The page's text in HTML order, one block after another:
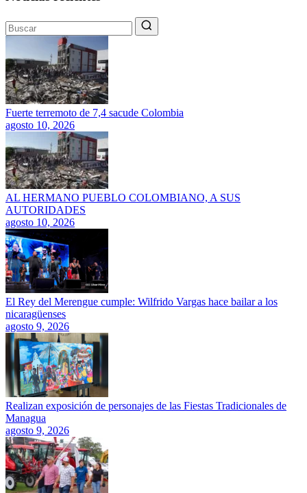
Fuerte terremoto de 7,4 sacude Colombia
agosto 10, 2026
AL HERMANO PUEBLO COLOMBIANO, A SUS
AUTORIDADES
agosto 10, 2026
El Rey del Merengue cumple: Wilfrido Vargas hace bailar a los
nicaragüenses
agosto 9, 2026
Realizan exposición de personajes de las Fiestas Tradicionales de
Managua
agosto 9, 2026